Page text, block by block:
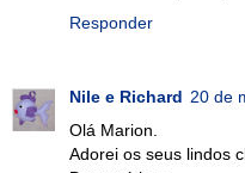
Responder
Nile e Richard 20 de
Olá Marion.
Adorei os seus lindos